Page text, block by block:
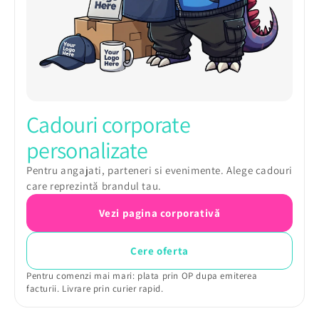
Cadouri corporate
personalizate
Pentru angajati, parteneri si evenimente. Alege cadouri
care reprezintă brandul tau.
Vezi pagina corporativă
Cere oferta
Pentru comenzi mai mari: plata prin OP dupa emiterea
facturii. Livrare prin curier rapid.